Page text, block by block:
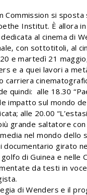
Commission si
Institut. È allora
dedicata al cinema di
con sottotitoli, al
e martedì 21
e a quei lavori a
carriera
quindi: alle 18.30
impatto sul mondo
alle 20.00
grande saltatore
nel mondo dello
girato
di Guinea e
da testi in
di Wenders e il